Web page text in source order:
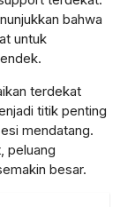
bahwa
untuk
terdekat
titik penting
mendatang.
peluang
besar.